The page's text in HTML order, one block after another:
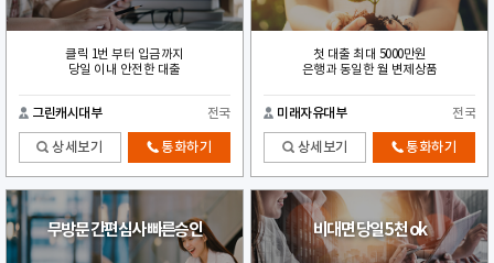
클릭 1번 부터 입금까지
당일 이내 안전한 대출
그린캐시대부 전국
상세보기 통화하기
첫 대출 최대 5000만원
은행과 동일한 월 변제상품
미래자유대부 전국
상세보기 통화하기
무방문 간편심사 빠른승인 비대면 당일 5천 ok